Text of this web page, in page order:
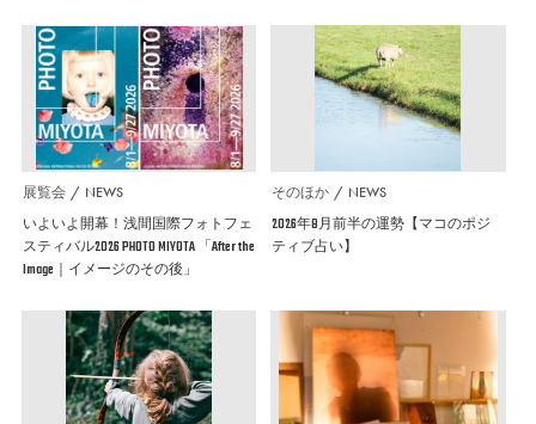
展覧会 NEWS
いよいよ開幕！浅間国際フォトフェ
スティバル2026 PHOTO MIYOTA 「After the
Image｜イメージのその後」
そのほか NEWS
2026年8月前半の運勢【マコのポジ
ティブ占い】